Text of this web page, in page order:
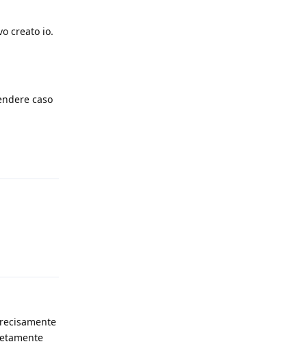
creato io.
caso